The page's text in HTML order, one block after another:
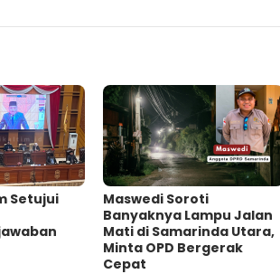
Setujui
Maswedi Soroti
Banyaknya Lampu Jalan
Mati di Samarinda Utara,
Minta OPD Bergerak
Cepat